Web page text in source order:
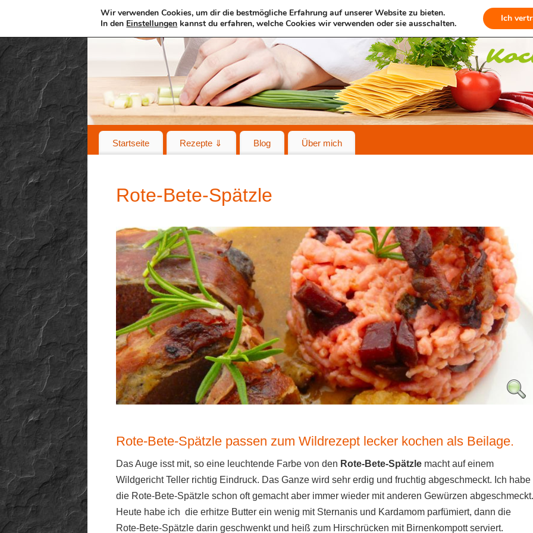
Startseite Rezepte ⇓ Blog Über mich
Rote-Bete-Spätzle
Rote-Bete-Spätzle passen zum Wildrezept lecker kochen als Beilage.
Das Auge isst mit, so eine leuchtende Farbe von den Rote-Bete-Spätzle macht auf einem
Wildgericht Teller richtig Eindruck. Das Ganze wird sehr erdig und fruchtig abgeschmeckt. Ich habe
die Rote-Bete-Spätzle schon oft gemacht aber immer wieder mit anderen Gewürzen abgeschmeckt.
Heute habe ich die erhitze Butter ein wenig mit Sternanis und Kardamom parfümiert, dann die
Rote-Bete-Spätzle darin geschwenkt und heiß zum Hirschrücken mit Birnenkompott serviert.
Wir verwenden Cookies, um dir die bestmögliche Erfahrung auf unserer Website zu bieten.
In den Einstellungen kannst du erfahren, welche Cookies wir verwenden oder sie ausschalten. Ich